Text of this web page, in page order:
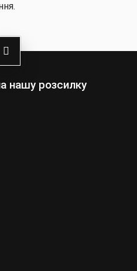
нашу розсилку